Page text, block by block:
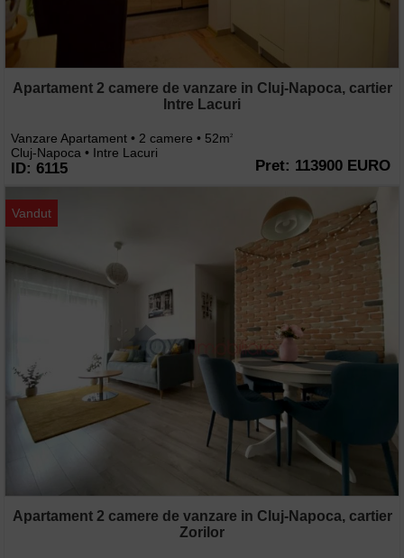
Apartament 2 camere de vanzare in Cluj-Napoca, cartier
Intre Lacuri
Vanzare Apartament • 2 camere • 52m2
Cluj-Napoca • Intre Lacuri
ID: 6115 Pret: 113900 EURO
Vandut
Apartament 2 camere de vanzare in Cluj-Napoca, cartier
Zorilor